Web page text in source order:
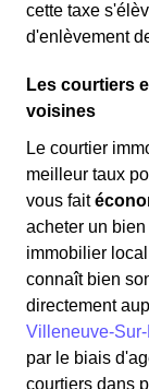
cette taxe
d'enlèvement
Les courtiers
voisines
Le courtier
meilleur taux
vous fait
acheter un
immobilier
connaît bien
directement
Villeneuve-
par le biais
courtiers dans